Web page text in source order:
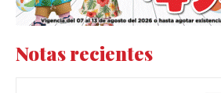
Notas recientes